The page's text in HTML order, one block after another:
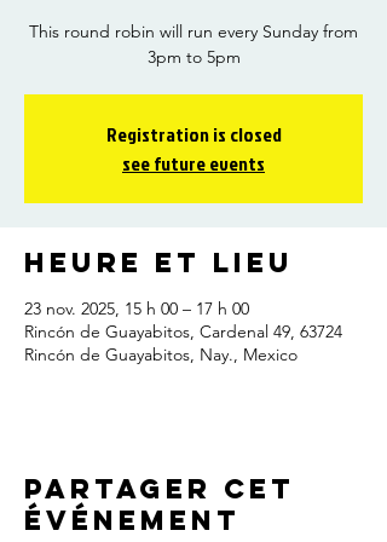
This round robin will run every Sunday from
3pm to 5pm
Registration is closed
see future events
Heure et lieu
23 nov. 2025, 15 h 00 – 17 h 00
Rincón de Guayabitos, Cardenal 49, 63724
Rincón de Guayabitos, Nay., Mexico
Partager cet
événement